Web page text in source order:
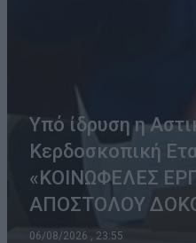
Υπό ίδρυση η
Κερδοσκοπική
«ΚΟΙΝΩΦΕΛΕΣ
ΑΠΟΣΤΟΛΟΥ
06/08/2026 , 23:55